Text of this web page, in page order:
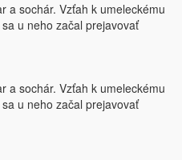
a sochár. Vzťah k umeleckému
u neho začal prejavovať
a sochár. Vzťah k umeleckému
u neho začal prejavovať